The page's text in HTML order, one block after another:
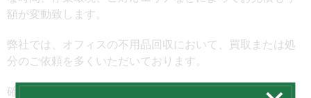
額が変動致します。
弊社では、オフィスの不用品回収において、買取または処
分のご依頼を多くいただいております。
確実な料金をご案内できる訪問見積りも無料で行っており